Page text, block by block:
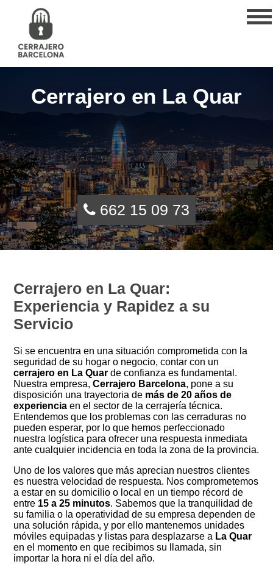
Cerrajero en La Quar
662 15 09 73
Cerrajero en La Quar:
Experiencia y Rapidez a su
Servicio
Si se encuentra en una situación comprometida con la
seguridad de su hogar o negocio, contar con un
cerrajero en La Quar de confianza es fundamental.
Nuestra empresa,Cerrajero Barcelona, pone a su
disposición una trayectoria de más de 20 años de
experiencia en el sector de la cerrajería técnica.
Entendemos que los problemas con las cerraduras no
pueden esperar, por lo que hemos perfeccionado
nuestra logística para ofrecer una respuesta inmediata
ante cualquier incidencia en toda la zona de la provincia.
Uno de los valores que más aprecian nuestros clientes
es nuestra velocidad de respuesta. Nos comprometemos
a estar en su domicilio o local en un tiempo récord de
entre 15 a 25 minutos. Sabemos que la tranquilidad de
su familia o la operatividad de su empresa dependen de
una solución rápida, y por ello mantenemos unidades
móviles equipadas y listas para desplazarse a La Quar
en el momento en que recibimos su llamada, sin
importar la hora ni el día del año.